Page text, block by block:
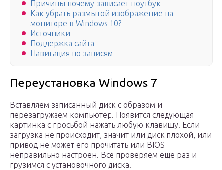
Причины почему зависает ноутбук
Как убрать размытой изображение на
мониторе в Windows 10?
Источники
Поддержка сайта
Навигация по записям
Переустановка Windows 7
Вставляем записанный диск с образом и
перезагружаем компьютер. Появится следующая
картинка с просьбой нажать любую клавишу. Если
загрузка не происходит, значит или диск плохой, или
привод не может его прочитать или BIOS
неправильно настроен. Все проверяем еще раз и
грузимся с установочного диска.